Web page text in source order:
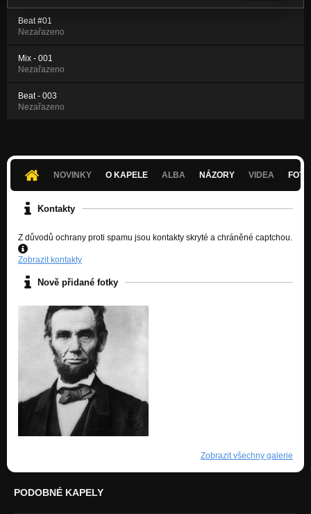
Beat #01
Nezařazeno
Mix - 001
Nezařazeno
Beat - 003
Nezařazeno
NOVINKY O KAPELE ALBA NÁZORY VIDEA
Kontakty
Z důvodů ochrany proti spamu jsou kontakty skryté a chráněné captchou.
Zobrazit kontakty
Nově přidané fotky
Zobrazit všechny galerie
PODOBNÉ KAPELY